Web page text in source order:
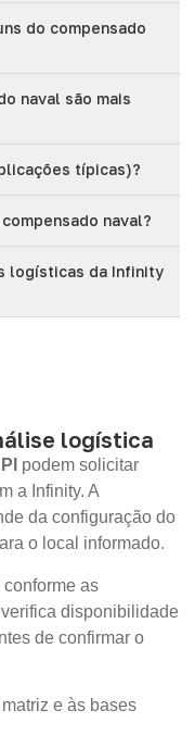
do compensado
naval são mais
típicas)?
naval?
logísticas da Infinity
logística
podem solicitar
a Infinity. A
da configuração do
o local informado.
as
disponibilidade
de confirmar o
e às bases